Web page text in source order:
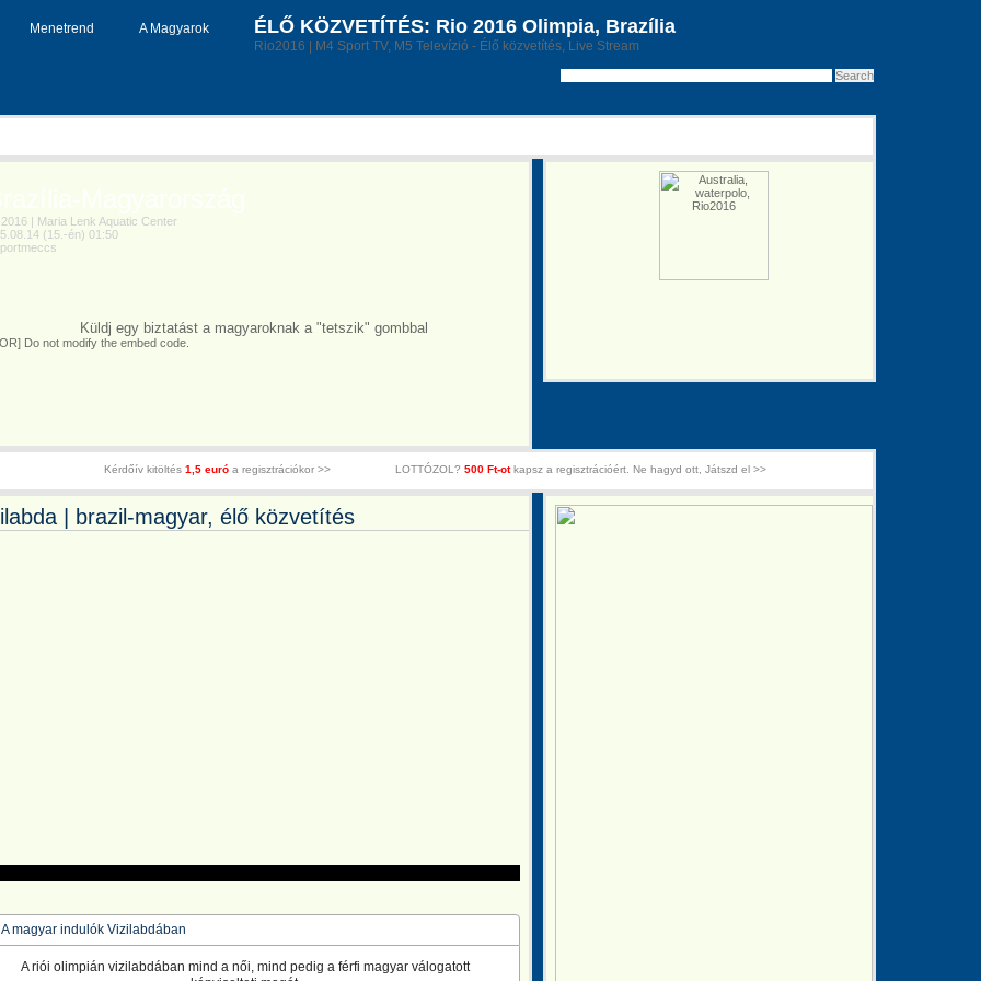
Menetrend A Magyarok ÉLŐ KÖZVETÍTÉS: Rio 2016 Olimpia, Brazília
Rio2016 | M4 Sport TV, M5 Televízió - Élő közvetítés, Live Stream
| Maria Lenk Aquatic Center
(15.-én) 01:50
Küldj egy biztatást a magyaroknak a "tetszik" gombbal
Do not modify the embed code.
Kérdőív kitöltés 1,5 euró a regisztrációkor >> LOTTÓZOL? 500 Ft-otkapsz a regisztrációért. Ne hagyd ott, Játszd el >>
| brazil-magyar, élő közvetítés
A magyar indulók Vizilabdában
A riói olimpián vizilabdában mind a női, mind pedig a férfi magyar válogatott